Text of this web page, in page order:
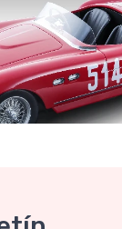
- 166 MM